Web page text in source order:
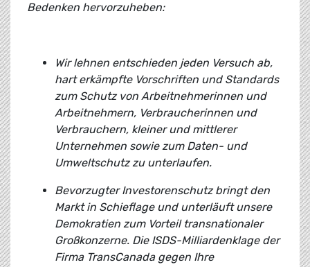
Bedenken hervorzuheben:
Wir lehnen entschieden jeden Versuch ab,
hart erkämpfte Vorschriften und Standards
zum Schutz von Arbeitnehmerinnen und
Arbeitnehmern, Verbraucherinnen und
Verbrauchern, kleiner und mittlerer
Unternehmen sowie zum Daten- und
Umweltschutz zu unterlaufen.
Bevorzugter Investorenschutz bringt den
Markt in Schieflage und unterläuft unsere
Demokratien zum Vorteil transnationaler
Großkonzerne. Die ISDS-Milliardenklage der
Firma TransCanada gegen Ihre